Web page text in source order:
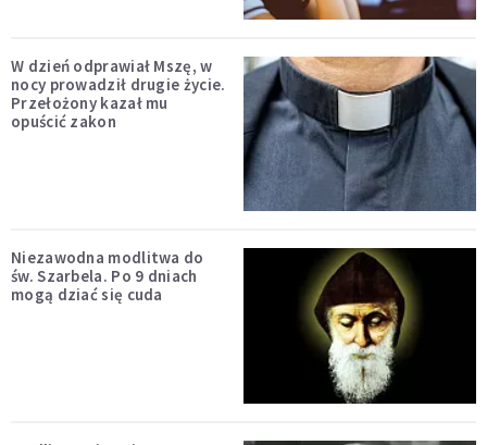
W dzień odprawiał Mszę, w
nocy prowadził drugie życie.
Przełożony kazał mu
opuścić zakon
Niezawodna modlitwa do
św. Szarbela. Po 9 dniach
mogą dziać się cuda